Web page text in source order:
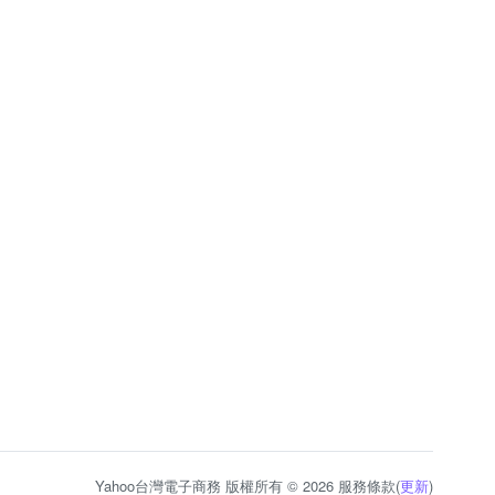
Yahoo台灣電子商務 版權所有 © 2026 服務條款(更新)